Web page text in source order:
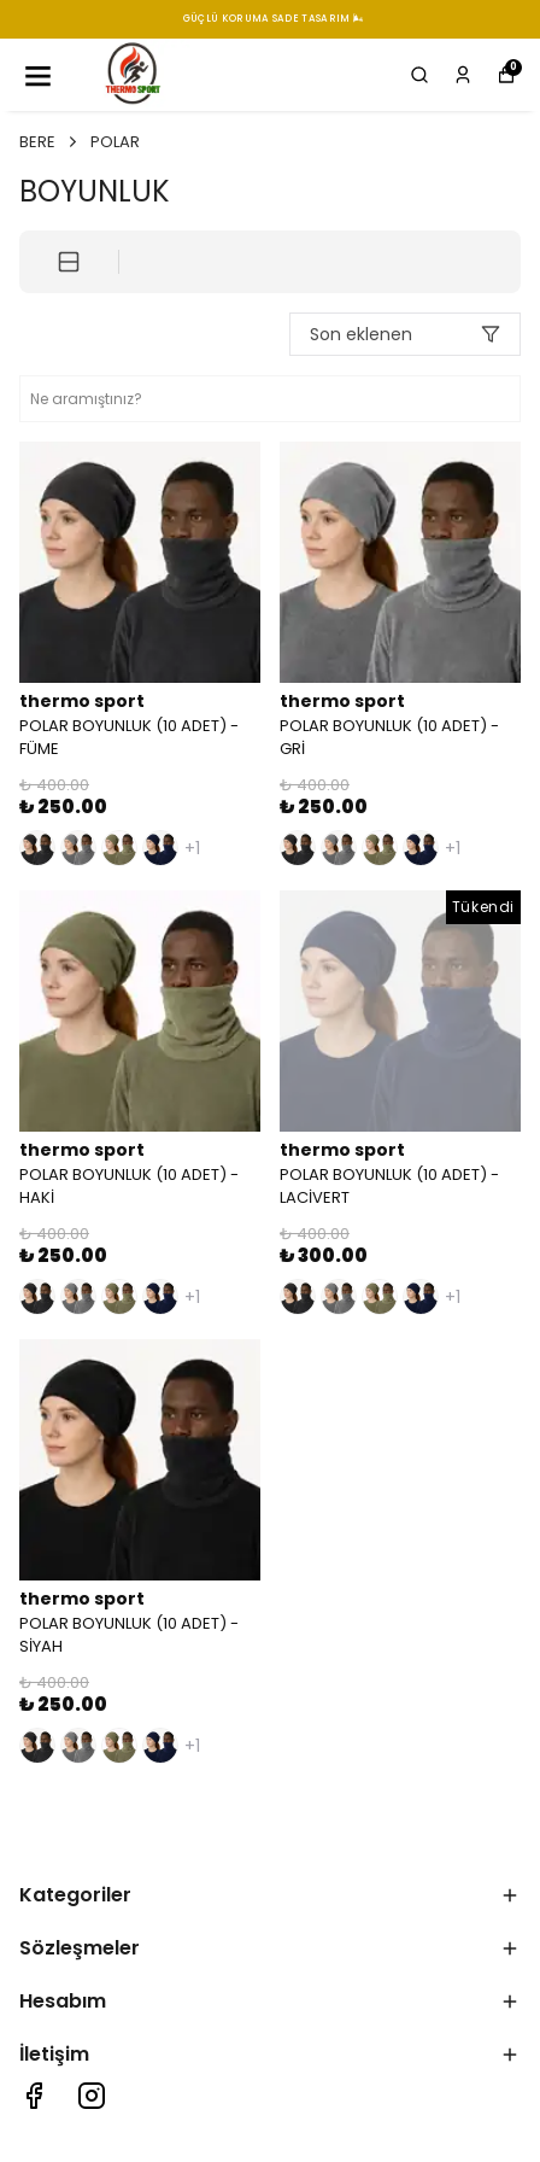
GÜÇLÜ KORUMA SADE TASARIM 🌬️
0
BERE POLAR
BOYUNLUK
Son eklenen
thermo sport
POLAR BOYUNLUK (10 ADET) -
FÜME
₺ 400.00
₺ 250.00
+1
thermo sport
POLAR BOYUNLUK (10 ADET) -
GRİ
₺ 400.00
₺ 250.00
+1
thermo sport
POLAR BOYUNLUK (10 ADET) -
HAKİ
₺ 400.00
₺ 250.00
+1
Tükendi
thermo sport
POLAR BOYUNLUK (10 ADET) -
LACİVERT
₺ 400.00
₺ 300.00
+1
thermo sport
POLAR BOYUNLUK (10 ADET) -
SİYAH
₺ 400.00
₺ 250.00
+1
Kategoriler
Sözleşmeler
Hesabım
İletişim